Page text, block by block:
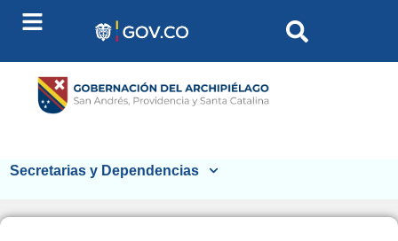
contenido
Secretarias y Dependencias